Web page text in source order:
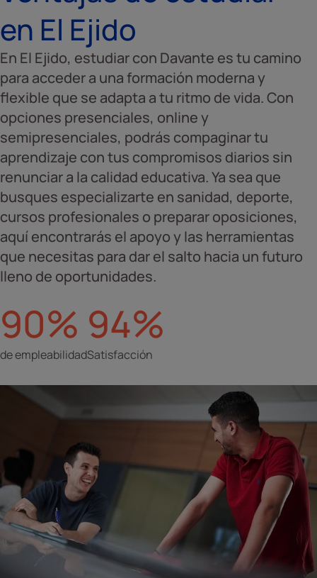
en El Ejido
En El Ejido, estudiar con Davante es tu camino
para acceder a una formación moderna y
flexible que se adapta a tu ritmo de vida. Con
opciones presenciales, online y
semipresenciales, podrás compaginar tu
aprendizaje con tus compromisos diarios sin
renunciar a la calidad educativa. Ya sea que
busques especializarte en sanidad, deporte,
cursos profesionales o preparar oposiciones,
aquí encontrarás el apoyo y las herramientas
que necesitas para dar el salto hacia un futuro
lleno de oportunidades.
90%
de empleabilidad
94%
Satisfacción